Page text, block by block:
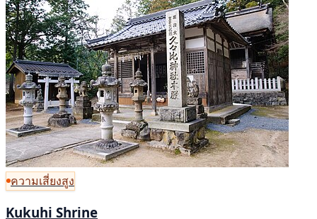
ความเสี่ยงสูง
Kukuhi Shrine